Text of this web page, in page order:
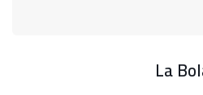
La